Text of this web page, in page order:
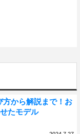
方から解説まで！お
たモデル